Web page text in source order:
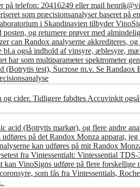
på telefon: 20416249 eller mail
som præcisionsanalyser baseret på
i Skandinavien tilbyder
og returnere prøver med
can Randox analyserne akkrediteres,
også indhold af vinsyre, æblesyre,
som multiparameter spektrometer
test), Sucrose m.v. Se Randaox
cider. Tidligere fabdtes Accuvinkit også
acid (Botrytis markør), og flere andre
på det Randox Monza apparat,
kan udføres på mit Randox
fra Vintessentialt: Vintessential
VinoSigns udføre på flere forskellige
som fås fra Vintessentials,